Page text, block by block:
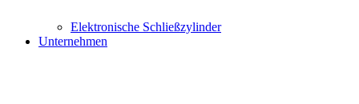
Elektronische Schließzylinder
Unternehmen